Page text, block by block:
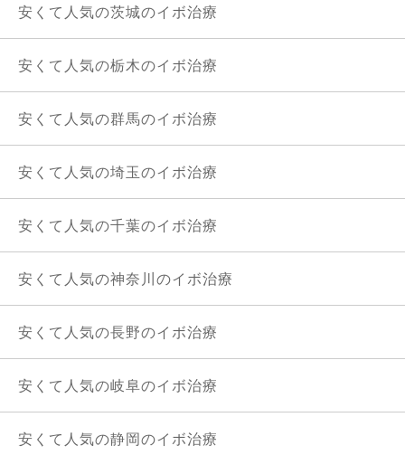
安くて人気の茨城のイボ治療
安くて人気の栃木のイボ治療
安くて人気の群馬のイボ治療
安くて人気の埼玉のイボ治療
安くて人気の千葉のイボ治療
安くて人気の神奈川のイボ治療
安くて人気の長野のイボ治療
安くて人気の岐阜のイボ治療
安くて人気の静岡のイボ治療